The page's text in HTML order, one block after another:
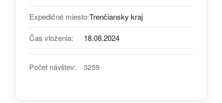
Expedičné miesto:Trenčiansky kraj
Čas vloženia: 18.08.2024
Počet návštev: 3259